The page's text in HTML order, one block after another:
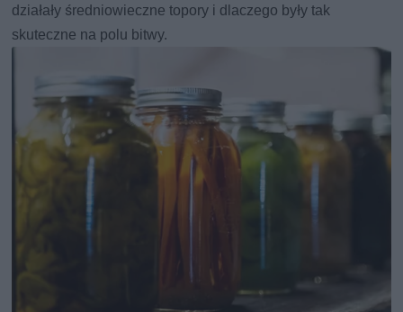
działały średniowieczne topory i dlaczego były tak
skuteczne na polu bitwy.